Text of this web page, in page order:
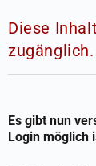
Diese
zugänglich.
Es gibt nun
Login möglich